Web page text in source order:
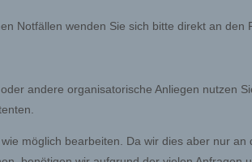
Notfällen wenden Sie sich bitte direkt an den
andere organisatorische Anliegen nutzen
möglich bearbeiten. Da wir dies aber nur an